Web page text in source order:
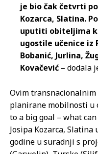
je bio čak četvrti
Kozarca, Slatina.
uputiti obiteljima
ugostile učenice iz
Bobanić, Jurlina,
Kovačević – dodala
Ovim
planirane mobilnosti u
to a big goal – what
Josipa Kozarca, Slatina
godine u suradnji s